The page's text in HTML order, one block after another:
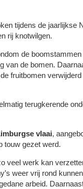
tijdens de jaarlijkse
rij knotwilgen.
de
van de bomen.
fruitbomen
terugkerende
vlaai,
touw gezet werd.
veel werk kan
weer vrij rond
arbeid.